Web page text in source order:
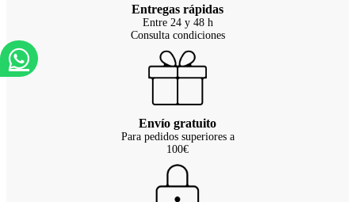
Entregas rápidas
Entre 24 y 48 h
Consulta condiciones
Envío gratuito
Para pedidos superiores a
100€